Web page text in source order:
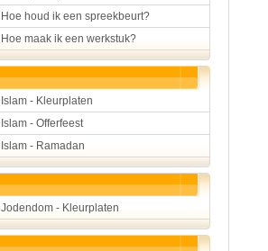
Hoe houd ik een spreekbeurt?
Hoe maak ik een werkstuk?
Islam - Kleurplaten
Islam - Offerfeest
Islam - Ramadan
Jodendom - Kleurplaten